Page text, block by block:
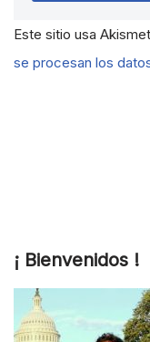
Este sitio usa
se procesan los
¡ Bienvenidos !